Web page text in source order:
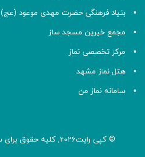
بنیاد فرهنگی حضرت مهدی موعود (عج)
مجمع خیرین مسجد ساز
مرکز تخصصی نماز
هتل نماز مشهد
سامانه نماز من
© کپی رایت2026, کلیه حقوق برای ستاد اقامه